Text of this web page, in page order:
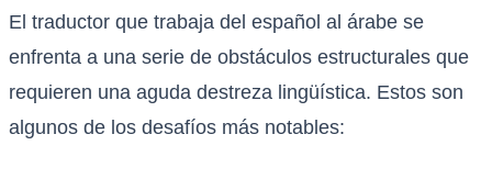
El traductor que trabaja del español al árabe se
enfrenta a una serie de obstáculos estructurales que
requieren una aguda destreza lingüística. Estos son
algunos de los desafíos más notables: